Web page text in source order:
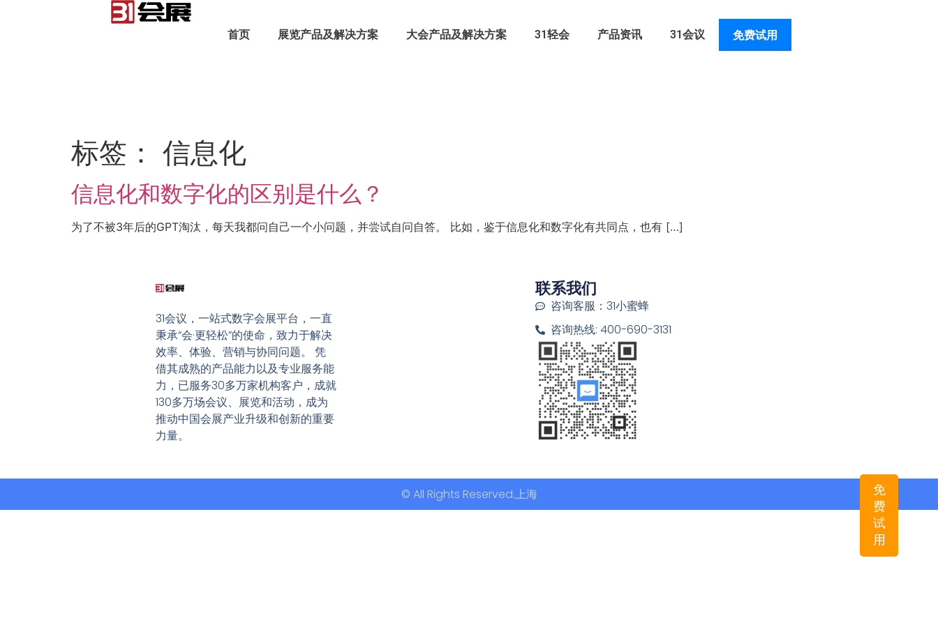
首页 展览产品及解决方案 大会产品及解决方案 31轻会 产品资讯 31会议 免费试用
免
费
试
用
标签： 信息化
信息化和数字化的区别是什么？
为了不被3年后的GPT淘汰，每天我都问自己一个小问题，并尝试自问自答。 比如，鉴于信息化和数字化有共同点，也有 […]
31会议，一站式数字会展平台，一直
秉承“会·更轻松”的使命，致力于解决
效率、体验、营销与协同问题。 凭
借其成熟的产品能力以及专业服务能
力，已服务30多万家机构客户，成就
130多万场会议、展览和活动，成为
推动中国会展产业升级和创新的重要
力量。
联系我们
咨询客服：31小蜜蜂
咨询热线: 400-690-3131
© All Rights Reserved.上海